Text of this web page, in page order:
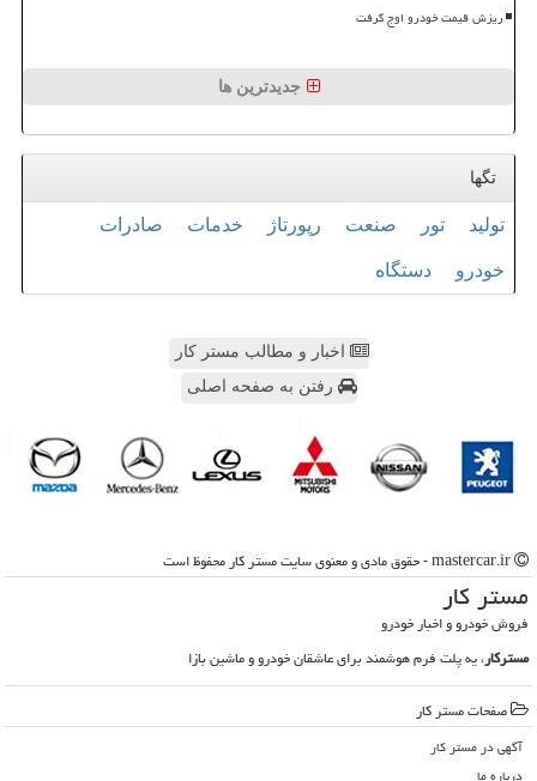
ریزش قیمت خودرو اوج گرفت
جدیدترین ها
تگها
تولید تور صنعت رپورتاژ خدمات صادرات
خودرو دستگاه
اخبار و مطالب مستر کار
رفتن به صفحه اصلی
مستر كار
فروش خودرو و اخبار خودرو
مسترکار، یه پلت فرم هوشمند برای عاشقان خودرو و ماشین بازا
صفحات مستر كار
آگهی در مستر كار
درباره ما